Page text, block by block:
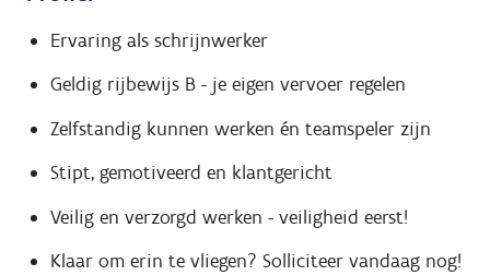
Ervaring als schrijnwerker
Geldig rijbewijs B - je eigen vervoer regelen
Zelfstandig kunnen werken én teamspeler zijn
Stipt, gemotiveerd en klantgericht
Veilig en verzorgd werken - veiligheid eerst!
Klaar om erin te vliegen? Solliciteer vandaag nog!